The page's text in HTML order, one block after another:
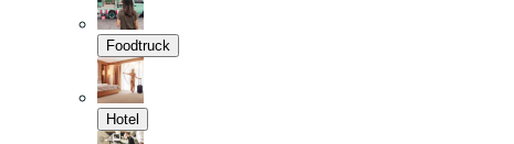
Foodtruck
Hotel